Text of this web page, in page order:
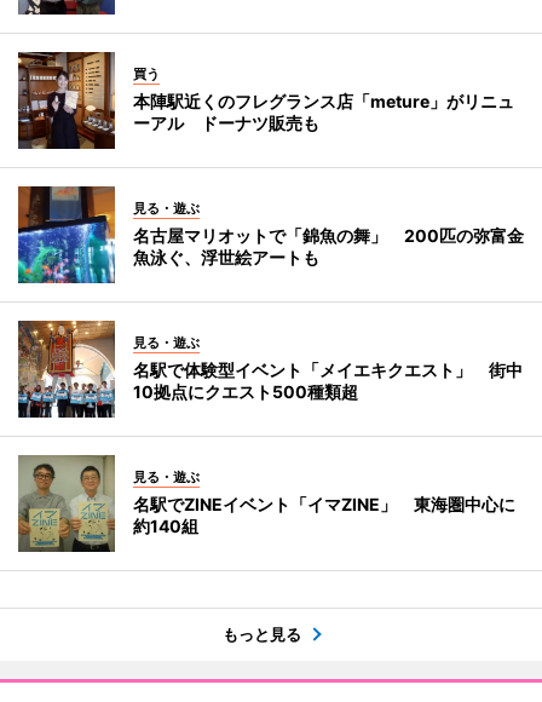
買う
本陣駅近くのフレグランス店「meture」がリニュ
ーアル ドーナツ販売も
見る・遊ぶ
名古屋マリオットで「錦魚の舞」 200匹の弥富金
魚泳ぐ、浮世絵アートも
見る・遊ぶ
名駅で体験型イベント「メイエキクエスト」 街中
10拠点にクエスト500種類超
見る・遊ぶ
名駅でZINEイベント「イマZINE」 東海圏中心に
約140組
もっと見る